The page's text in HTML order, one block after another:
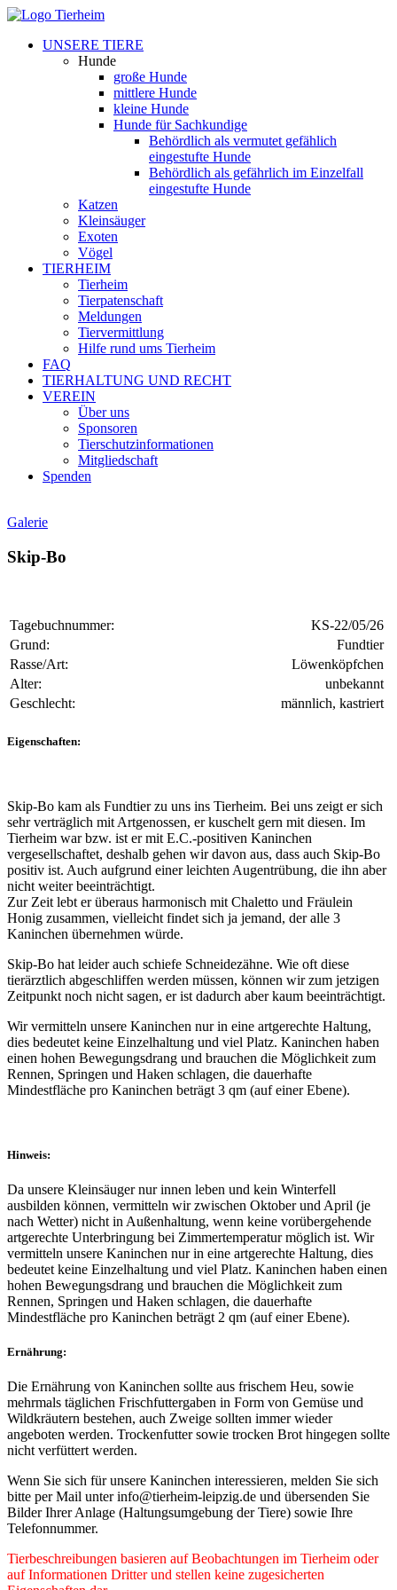
UNSERE TIERE
Hunde
große Hunde
mittlere Hunde
kleine Hunde
Hunde für Sachkundige
Behördlich als vermutet gefählich
eingestufte Hunde
Behördlich als gefährlich im Einzelfall
eingestufte Hunde
Katzen
Kleinsäuger
Exoten
Vögel
TIERHEIM
Tierheim
Tierpatenschaft
Meldungen
Tiervermittlung
Hilfe rund ums Tierheim
FAQ
TIERHALTUNG UND RECHT
VEREIN
Über uns
Sponsoren
Tierschutzinformationen
Mitgliedschaft
Spenden
Galerie
Skip-Bo
Tagebuchnummer:
KS-22/05/26
Grund:
Fundtier
Rasse/Art:
Löwenköpfchen
Alter:
unbekannt
Geschlecht:
männlich, kastriert
Eigenschaften:
Skip-Bo kam als Fundtier zu uns ins Tierheim. Bei uns zeigt er sich
sehr verträglich mit Artgenossen, er kuschelt gern mit diesen. Im
Tierheim war bzw. ist er mit E.C.-positiven Kaninchen
vergesellschaftet, deshalb gehen wir davon aus, dass auch Skip-Bo
positiv ist. Auch aufgrund einer leichten Augentrübung, die ihn aber
nicht weiter beeinträchtigt.
Zur Zeit lebt er überaus harmonisch mit Chaletto und Fräulein
Honig zusammen, vielleicht findet sich ja jemand, der alle 3
Kaninchen übernehmen würde.
Skip-Bo hat leider auch schiefe Schneidezähne. Wie oft diese
tierärztlich abgeschliffen werden müssen, können wir zum jetzigen
Zeitpunkt noch nicht sagen, er ist dadurch aber kaum beeinträchtigt.
Wir vermitteln unsere Kaninchen nur in eine artgerechte Haltung,
dies bedeutet keine Einzelhaltung und viel Platz. Kaninchen haben
einen hohen Bewegungsdrang und brauchen die Möglichkeit zum
Rennen, Springen und Haken schlagen, die dauerhafte
Mindestfläche pro Kaninchen beträgt 3 qm (auf einer Ebene).
Hinweis:
Da unsere Kleinsäuger nur innen leben und kein Winterfell
ausbilden können, vermitteln wir zwischen Oktober und April (je
nach Wetter) nicht in Außenhaltung, wenn keine vorübergehende
artgerechte Unterbringung bei Zimmertemperatur möglich ist. Wir
vermitteln unsere Kaninchen nur in eine artgerechte Haltung, dies
bedeutet keine Einzelhaltung und viel Platz. Kaninchen haben einen
hohen Bewegungsdrang und brauchen die Möglichkeit zum
Rennen, Springen und Haken schlagen, die dauerhafte
Mindestfläche pro Kaninchen beträgt 2 qm (auf einer Ebene).
Ernährung:
Die Ernährung von Kaninchen sollte aus frischem Heu, sowie
mehrmals täglichen Frischfuttergaben in Form von Gemüse und
Wildkräutern bestehen, auch Zweige sollten immer wieder
angeboten werden. Trockenfutter sowie trocken Brot hingegen sollte
nicht verfüttert werden.
Wenn Sie sich für unsere Kaninchen interessieren, melden Sie sich
bitte per Mail unter info@tierheim-leipzig.de und übersenden Sie
Bilder Ihrer Anlage (Haltungsumgebung der Tiere) sowie Ihre
Telefonnummer.
Tierbeschreibungen basieren auf Beobachtungen im Tierheim oder
auf Informationen Dritter und stellen keine zugesicherten